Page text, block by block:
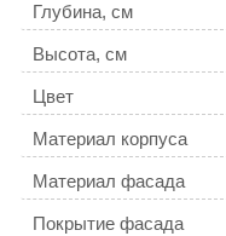
Глубина, см
Высота, см
Цвет
Материал корпуса
Материал фасада
Покрытие фасада